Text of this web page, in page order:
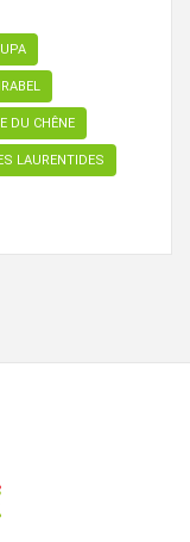
UPA
DU CHÊNE
LAURENTIDES